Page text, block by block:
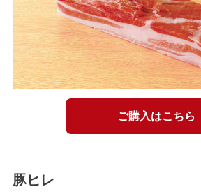
ご購入はこちら
豚ヒレ